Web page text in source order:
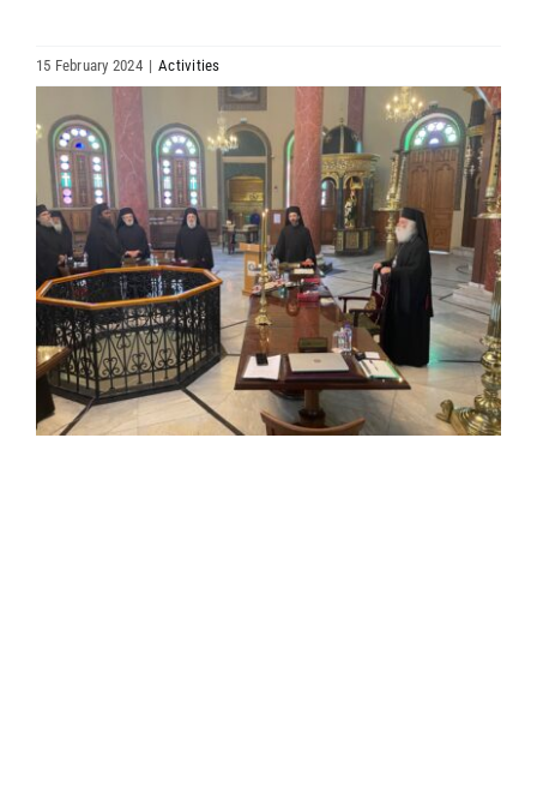
MEDIA
NEWS
LINKS
15 February 2024 | Activities
Larger
Image